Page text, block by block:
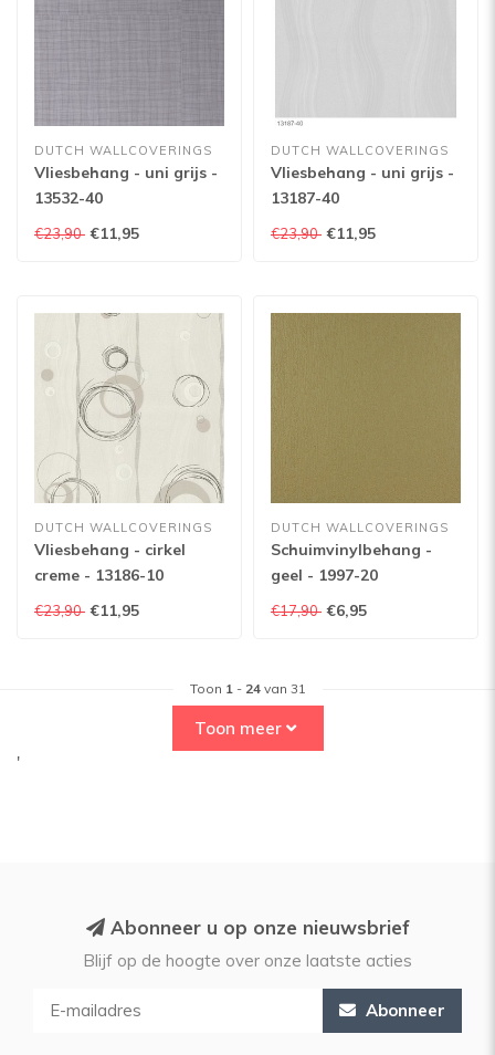
DUTCH WALLCOVERINGS
Vliesbehang - uni grijs -
13532-40
€23,90 €11,95
DUTCH WALLCOVERINGS
Vliesbehang - uni grijs -
13187-40
€23,90 €11,95
DUTCH WALLCOVERINGS
Vliesbehang - cirkel
creme - 13186-10
€23,90 €11,95
DUTCH WALLCOVERINGS
Schuimvinylbehang -
geel - 1997-20
€17,90 €6,95
Toon 1- 24van 31
Toon meer
'
Abonneer u op onze nieuwsbrief
Blijf op de hoogte over onze laatste acties
Abonneer